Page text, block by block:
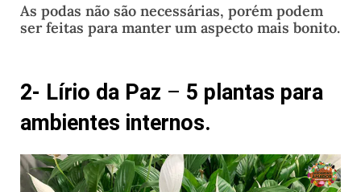
As podas não são necessárias, porém podem
ser feitas para manter um aspecto mais bonito.
2- Lírio da Paz – 5 plantas para
ambientes internos.